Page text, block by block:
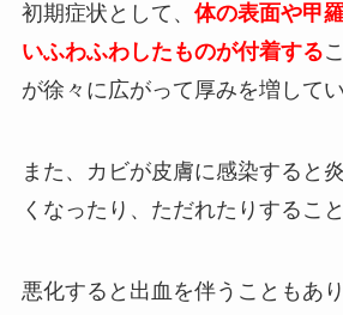
初期症状として、 体の表面や甲
いふわふわしたものが付着する
が徐々に広がって厚みを増してい
また、カビが皮膚に感染すると
くなったり、ただれたりするこ
悪化すると出血を伴うこともあ